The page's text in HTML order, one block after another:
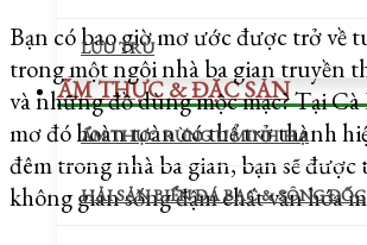
LƯU TRÚ
ẨM THỰC & ĐẶC SẢN
ẨM THỰC RỪNG U MINH HẠ
HẢI SẢN BIỂN ĐÁ BẠC & SÔNG ĐỐC
Bạn có bao giờ mơ ước được trở về
trong một ngôi nhà ba gian truyền
và những đồ dùng mộc mạc? Tại
mơ đó hoàn toàn có thể trở thành
đêm trong nhà ba gian, bạn sẽ
không gian sống đậm chất văn hóa